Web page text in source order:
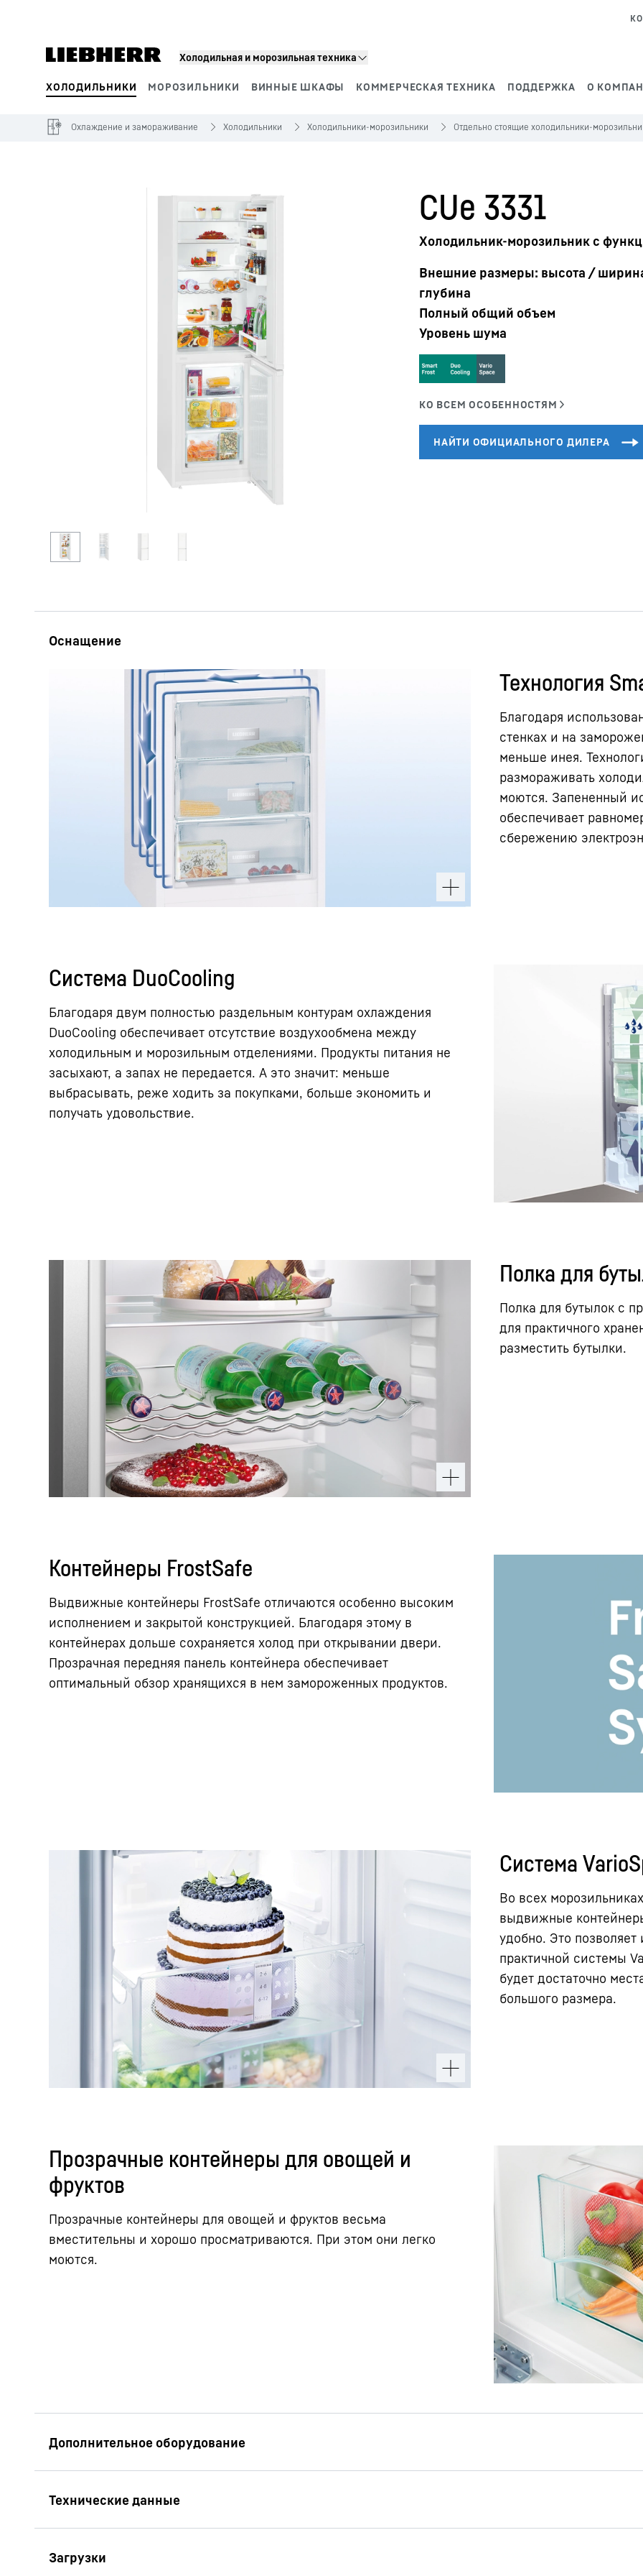
Холодильная и морозильная техника
ХОЛОДИЛЬНИКИ МОРОЗИЛЬНИКИ ВИННЫЕ ШКАФЫ КОММЕРЧЕСКАЯ ТЕХНИКА ПОДДЕРЖКА О
Сегменты продукции
Подробнее о компании Карьера в Liebherr
Охлаждение и замораживание Холодильники Холодильники-морозильники Отдельно стоящие холодильники-
CUe 3331
Холодильник-морозильник с
Внешние размеры: высота /
глубина
Полный общий объем
Уровень шума
Технология
Благодаря
стенках и на
меньше инея.
размораживать
моются. Запененный
обеспечивает
сбережению
Система DuoCooling
Благодаря двум полностью раздельным контурам охлаждения
DuoCooling обеспечивает отсутствие воздухообмена между
холодильным и морозильным отделениями. Продукты питания не
засыхают, а запах не передается. А это значит: меньше
выбрасывать, реже ходить за покупками, больше экономить и
получать удовольствие.
Полка для
Полка для бутылок с
для практичного
разместить бутылки.
Контейнеры FrostSafe
Выдвижные контейнеры FrostSafe отличаются особенно высоким
исполнением и закрытой конструкцией. Благодаря этому в
контейнерах дольше сохраняется холод при открывании двери.
Прозрачная передняя панель контейнера обеспечивает
оптимальный обзор хранящихся в нем замороженных продуктов.
Система
Во всех
выдвижные
удобно. Это
практичной системы
будет достаточно
большого размера.
Прозрачные контейнеры для овощей и
фруктов
Прозрачные контейнеры для овощей и фруктов весьма
вместительны и хорошо просматриваются. При этом они легко
моются.
холодильники устанавливается дверь,